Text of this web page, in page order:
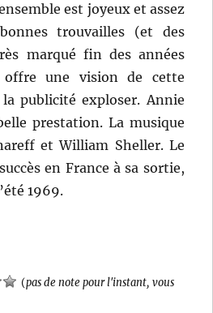
est joyeux et assez
trouvailles (et des
marqué fin des années
une vision de cette
publicité exploser. Annie
prestation. La musique
et William Sheller. Le
en France à sa sortie,
1969.
(pas de note pour l'instant, vous